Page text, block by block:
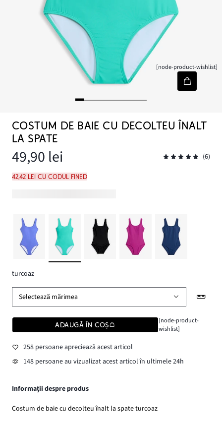
[node-product-wishlist]
COSTUM DE BAIE CU DECOLTEU ÎNALT
LA SPATE
49,90 lei (6)
42,42 lei cu codul FINED
turcoaz
Selectează mărimea
ADAUGĂ ÎN COȘ
[node-product-
wishlist]
258 persoane apreciează acest articol
148 persoane au vizualizat acest articol în ultimele 24h
Informații despre produs
Costum de baie cu decolteu înalt la spate turcoaz